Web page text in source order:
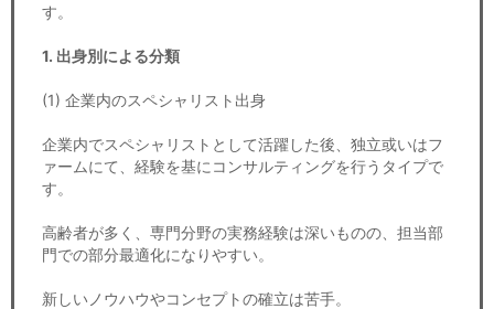
す。
1. 出身別による分類
(1) 企業内のスペシャリスト出身
企業内でスペシャリストとして活躍した後、独立或いはフ
ァームにて、経験を基にコンサルティングを行うタイプで
す。
高齢者が多く、専門分野の実務経験は深いものの、担当部
門での部分最適化になりやすい。
新しいノウハウやコンセプトの確立は苦手。